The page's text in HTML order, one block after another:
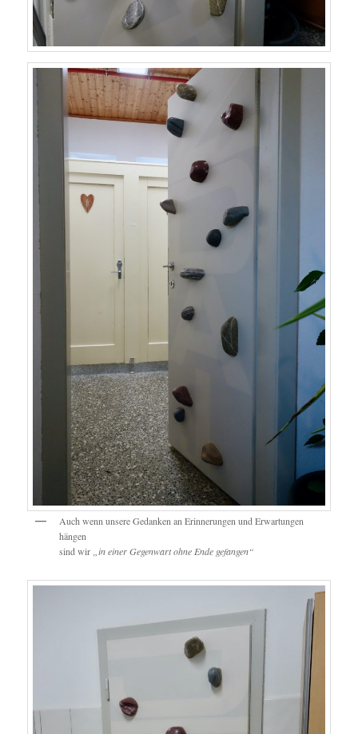
Auch wenn unsere Gedanken an Erinnerungen und Erwartungen
hängen
sind wir „in einer Gegenwart ohne Ende gefangen“